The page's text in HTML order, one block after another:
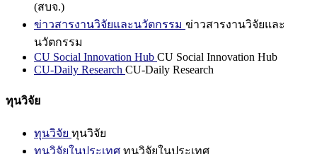
(สบจ.)
ข่าวสารงานวิจัยและนวัตกรรม ข่าวสารงานวิจัยและ
นวัตกรรม
CU Social Innovation Hub CU Social Innovation Hub
CU-Daily Research CU-Daily Research
ทุนวิจัย
ทุนวิจัย ทุนวิจัย
ทุนวิจัยในประเทศ ทุนวิจัยในประเทศ